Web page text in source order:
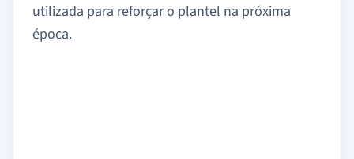
utilizada para reforçar o plantel na próxima
época.